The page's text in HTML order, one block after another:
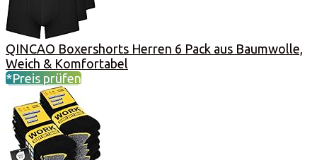
QINCAO Boxershorts Herren 6 Pack aus Baumwolle,
Weich & Komfortabel
*Preis prüfen